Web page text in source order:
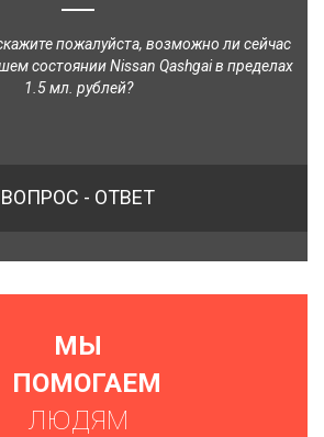
пожалуйста, возможно ли сейчас
состоянии Nissan Qashgai в пределах
1.5 мл. рублей?
ВОПРОС - ОТВЕТ
МЫ
ПОМОГАЕМ
ЛЮДЯМ